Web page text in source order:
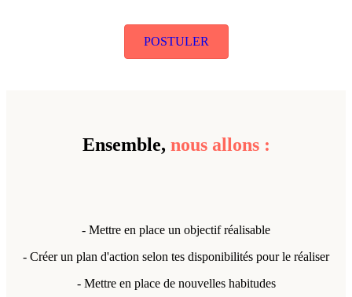
POSTULER
Ensemble, nous allons :
- Mettre en place un objectif réalisable
- Créer un plan d'action selon tes disponibilités pour le réaliser
- Mettre en place de nouvelles habitudes